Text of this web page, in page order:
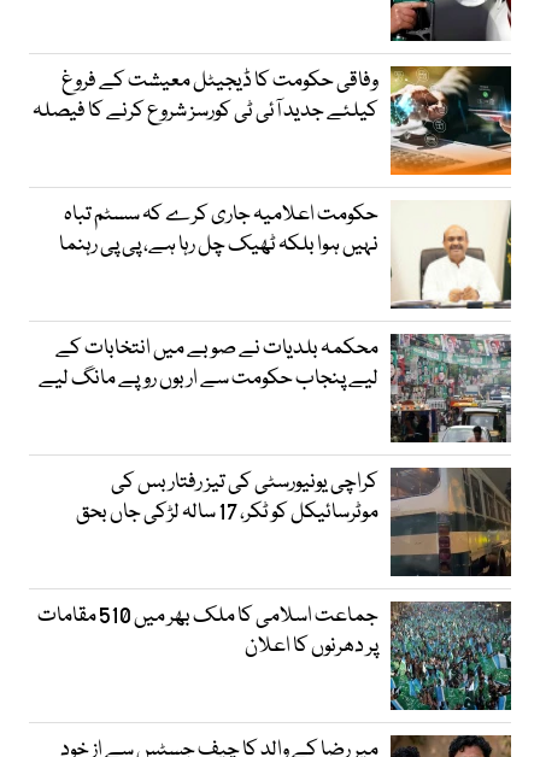
وفاقی حکومت کا ڈیجیٹل معیشت کے فروغ
کیلئے جدید آئی ٹی کورسز شروع کرنے کا فیصلہ
حکومت اعلامیہ جاری کرے کہ سسٹم تباہ
نہیں ہوا بلکہ ٹھیک چل رہا ہے، پی پی رہنما
محکمہ بلدیات نے صوبے میں انتخابات کے
لیے پنجاب حکومت سے اربوں روپے مانگ لیے
کراچی یونیورسٹی کی تیز رفتار بس کی
موٹرسائیکل کو ٹکر، 17 سالہ لڑکی جاں بحق
جماعت اسلامی کا ملک بھر میں 510 مقامات
پر دھرنوں کا اعلان
میر رضا کے والد کا چیف جسٹس سے از خود